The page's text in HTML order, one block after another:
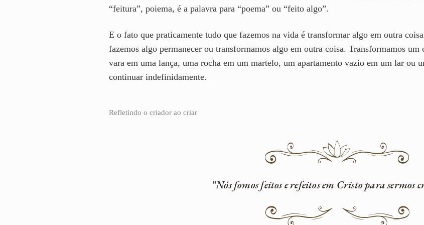
“feitura”, poiema, é a palavra para “poema” ou “feito algo”.
E o fato que praticamente tudo que fazemos na vida é transformar algo em outra
fazemos algo permanecer ou transformamos algo em outra coisa. Transformamos
vara em uma lança, uma rocha em um martelo, um apartamento vazio em um lar ou
continuar indefinidamente.
Refletindo o criador ao criar
“Nós fomos feitos e refeitos em Cristo para sermos